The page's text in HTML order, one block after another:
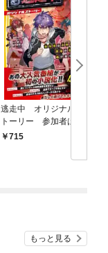
逃走中 オリジナルス
トーリー 参加者は小
学生！？ 渋谷の街を
715
もっと見る